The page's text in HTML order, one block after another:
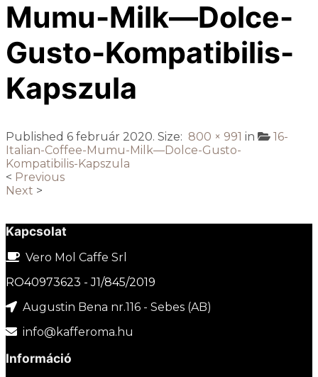
Mumu-Milk—Dolce-
Gusto-Kompatibilis-
Kapszula
Published 6 február 2020. Size: 800 × 991 in
16-
Italian-Coffee-Mumu-Milk—Dolce-Gusto-
Kompatibilis-Kapszula
< Previous
Next >
Kapcsolat
Vero Mol Caffe Srl
RO40973623 - J1/845/2019
Augustin Bena nr.116 - Sebes (AB)
info@kafferoma.hu
Információ